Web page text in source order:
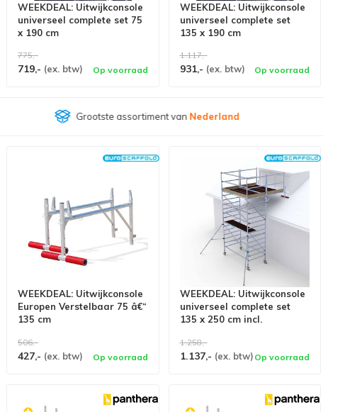
WEEKDEAL: Uitwijkconsole
universeel complete set 75
x 190 cm
775,-
719,- (ex. btw) Op voorraad
WEEKDEAL: Uitwijkconsole
universeel complete set
135 x 190 cm
1.117,-
931,- (ex. btw) Op voorraad
Klantenbeoordeling9,4/10
WEEKDEAL: Uitwijkconsole
Europen Verstelbaar 75 â€“
135 cm
506,-
427,- (ex. btw) Op voorraad
WEEKDEAL: Uitwijkconsole
universeel complete set
135 x 250 cm incl.
1.258,-
1.137,- (ex. btw) Op voorraad